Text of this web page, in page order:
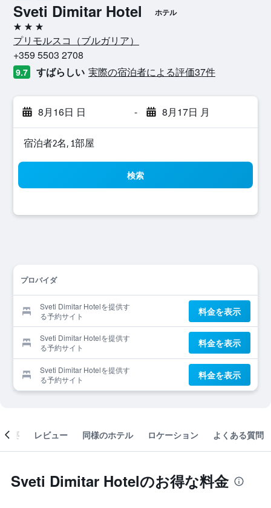
Sveti Dimitar Hotel ホテル
3つ星
プリモルスコ​（ブルガリア​）​
+359 5503 2708
9.7 すばらしい 実際の宿泊者による評価37​件
8月16日 日 - 8月17日 月
宿泊者2名, 1​部屋
検索
プロバイダ
Sveti Dimitar Hotelを提供す
る予約サイト
料金を表示
Sveti Dimitar Hotelを提供す
る予約サイト
料金を表示
Sveti Dimitar Hotelを提供す
る予約サイト
料金を表示
概要 レビュー 同様のホテル ロケーション よくある質問
Sveti Dimitar Hotelのお得な料金